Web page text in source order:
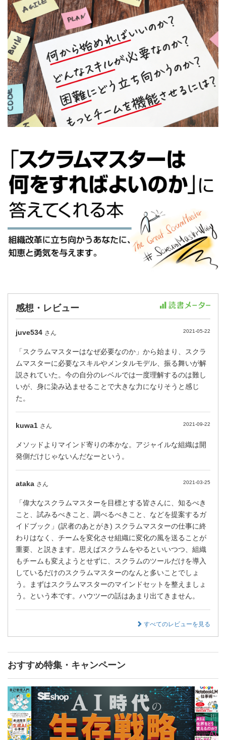
感想・レビュー
juve534 さん 2021-05-22
「スクラムマスターはなぜ必要なのか」から始まり、スクラ
ムマスターに必要なスキルやメンタルモデル、振る舞いが解
説されていた。今の自分のレベルでは一度理解するのは難し
いが、身に染み込ませることで大きな力になりそうと感じ
た。
kuwa1 さん 2021-09-22
メソッドよりマインド寄りの本かな。アジャイルな組織は開
発側だけじゃないんだなーという。
ataka さん 2021-03-25
「偉大なスクラムマスターを目標とする皆さんに、知るべき
こと、試みるべきこと、調べるべきこと、などを提案するガ
イドブック」(訳者のあとがき) スクラムマスターの仕事に終
わりはなく、チームを変化させ組織に変化の風を送ることが
重要、と説きます。思えばスクラムをやるといいつつ、組織
もチームも変えようとせずに、スクラムのツールだけを導入
しているだけのスクラムマスターのなんと多いことでしょ
う。まずはスクラムマスターのマインドセットを整えましょ
う。という本です。ハウツーの話はあまり出てきません。
すべてのレビューを見る
おすすめ特集・キャンペーン